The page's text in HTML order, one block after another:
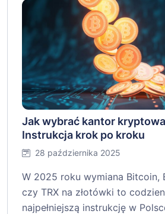
Jak wybrać kantor
Instrukcja krok po kroku
28 października 2025
W 2025 roku wymiana Bitcoin,
czy TRX na złotówki to
najpełniejszą instrukcję w